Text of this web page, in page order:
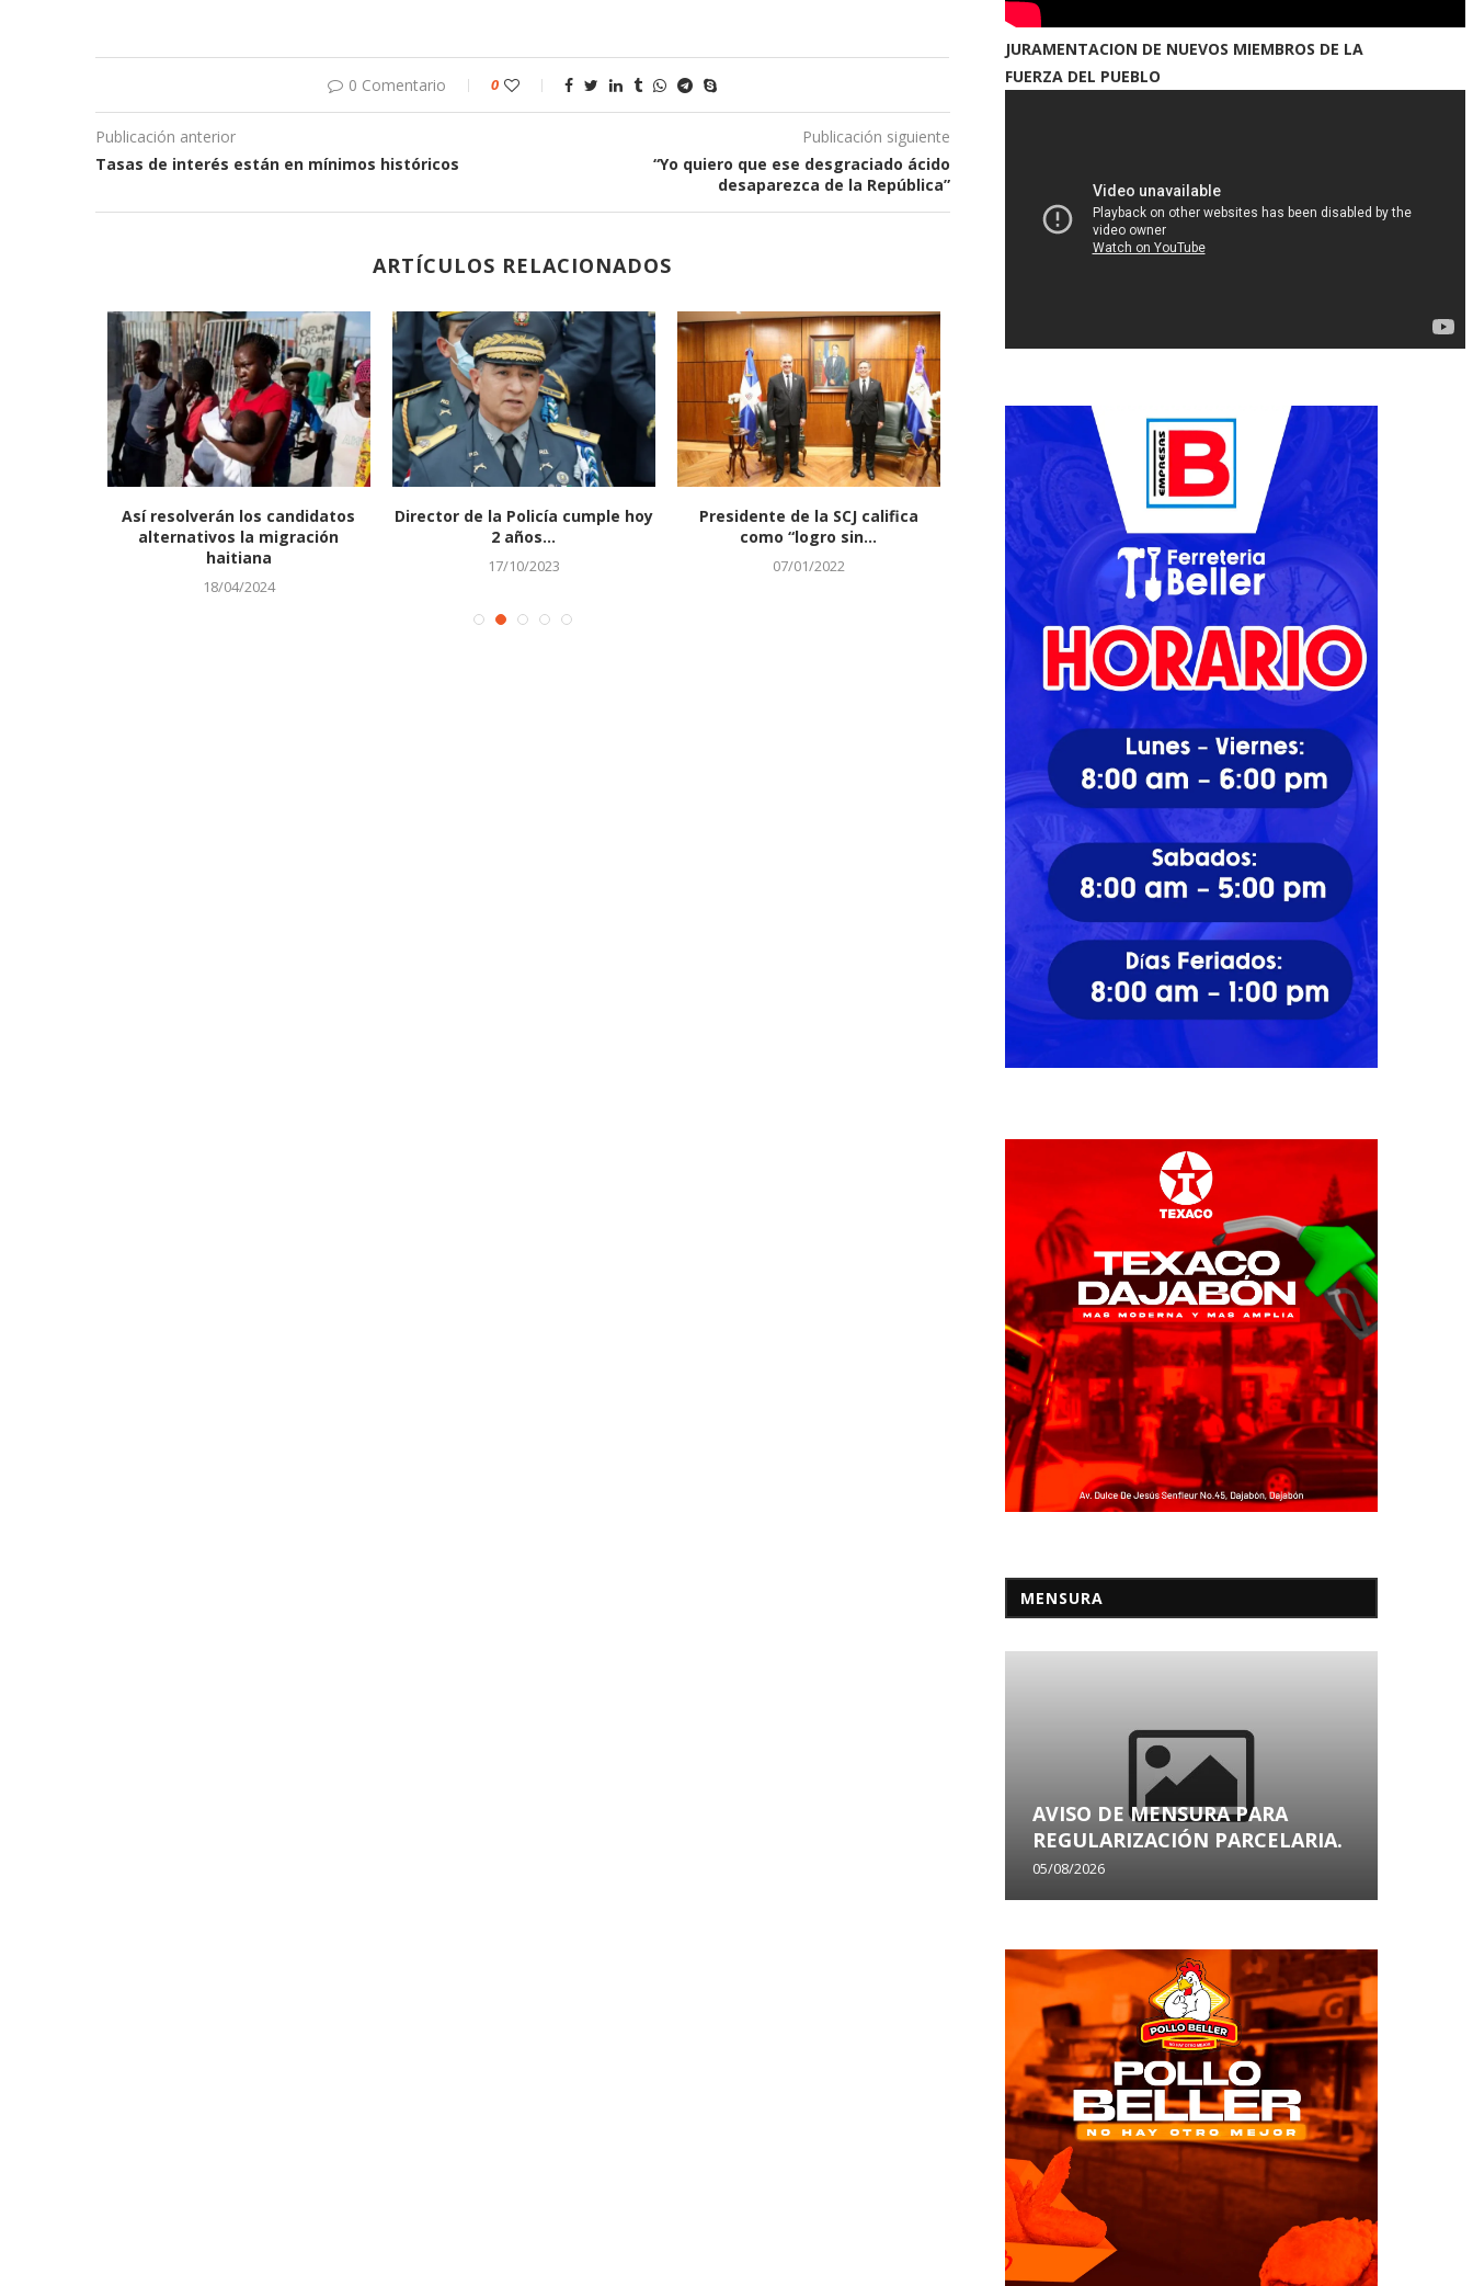
0 Comentario 0
Publicación anterior
Tasas de interés están en mínimos históricos
Publicación siguiente
“Yo quiero que ese desgraciado ácido
desaparezca de la República”
ARTÍCULOS RELACIONADOS
Así resolverán los candidatos
alternativos la migración
haitiana
18/04/2024
Director de la Policía cumple hoy
2 años...
17/10/2023
Presidente de la SCJ califica
como “logro sin...
07/01/2022
Robo de pieza de arte en Museo
de...
21/04/2022
Asaltos reavivan las
en sectores del DN
02/09/2021
JURAMENTACION DE NUEVOS MIEMBROS DE LA
FUERZA DEL PUEBLO
MENSURA
AVISO DE MENSURA PARA
REGULARIZACIÓN PARCELARIA.
05/08/2026